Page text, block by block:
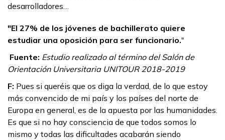
desarrolladores…
"El 27% de los jóvenes de bachillerato quiere
estudiar una oposición para ser funcionario."
Fuente: Estudio realizado al término del Salón de
Orientación Universitaria UNITOUR 2018-2019
F: Pues si queréis que os diga la verdad, de lo que estoy
más convencido de mi país y los países del norte de
Europa en general, es de la apuesta por las humanidades.
Es que si no hay consciencia de que todos somos lo
mismo y todas las dificultades acabarán siendo